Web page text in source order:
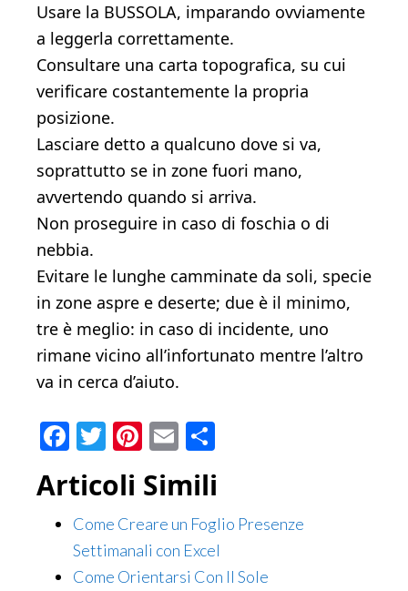
Usare la BUSSOLA, imparando ovviamente
a leggerla correttamente.
Consultare una carta topografica, su cui
verificare costantemente la propria
posizione.
Lasciare detto a qualcuno dove si va,
soprattutto se in zone fuori mano,
avvertendo quando si arriva.
Non proseguire in caso di foschia o di
nebbia.
Evitare le lunghe camminate da soli, specie
in zone aspre e deserte; due è il minimo,
tre è meglio: in caso di incidente, uno
rimane vicino all’infortunato mentre l’altro
va in cerca d’aiuto.
Facebook
Twitter
Pinterest
Email
Articoli Simili
Come Creare un Foglio Presenze
Settimanali con Excel
Come Orientarsi Con Il Sole